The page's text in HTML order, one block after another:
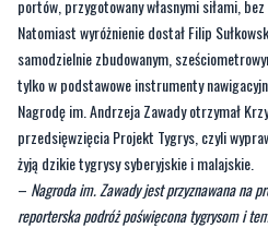
portów, przygotowany własnymi siłami, bez
Natomiast wyróżnienie dostał Filip
samodzielnie zbudowanym,
tylko w podstawowe instrumenty
Nagrodę im. Andrzeja Zawady otrzymał
przedsięwzięcia Projekt Tygrys, czyli
żyją dzikie tygrysy syberyjskie i malajskie.
– Nagroda im. Zawady jest przyznawana na
reporterska podróż poświęcona tygrysom i